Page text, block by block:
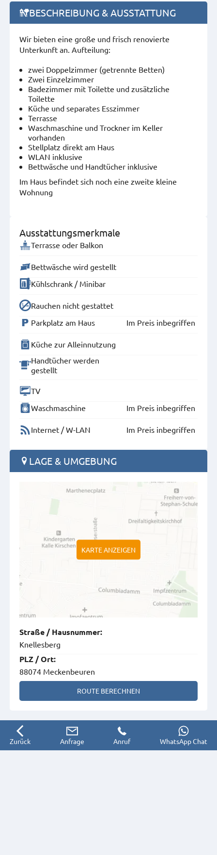
BESCHREIBUNG & AUSSTATTUNG
Wir bieten eine große und frisch renovierte
Unterkunft an. Aufteilung:
zwei Doppelzimmer (getrennte Betten)
Zwei Einzelzimmer
Badezimmer mit Toilette und zusätzliche
Toilette
Küche und separates Esszimmer
Terrasse
Waschmaschine und Trockner im Keller
vorhanden
Stellplatz direkt am Haus
WLAN inklusive
Bettwäsche und Handtücher inklusive
Im Haus befindet sich noch eine zweite kleine
Wohnung
Ausstattungsmerkmale
Terrasse oder Balkon
Bettwäsche wird gestellt
Kühlschrank / Minibar
Rauchen nicht gestattet
Parkplatz am Haus
Im Preis inbegriffen
Küche zur Alleinnutzung
Handtücher werden
gestellt
TV
Waschmaschine
Im Preis inbegriffen
Internet / W-LAN Im Preis inbegriffen
LAGE & UMGEBUNG
KARTE ANZEIGEN
Straße / Hausnummer:
Knellesberg
PLZ /Ort:
88074 Meckenbeuren
ROUTE BERECHNEN
Zurück Anfrage Anruf WhatsApp Chat